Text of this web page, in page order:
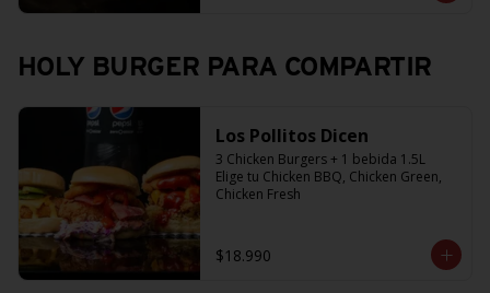
HOLY BURGER PARA COMPARTIR
Los Pollitos Dicen
3 Chicken Burgers + 1 bebida 1.5L
Elige tu Chicken BBQ, Chicken Green,
Chicken Fresh
$18.990